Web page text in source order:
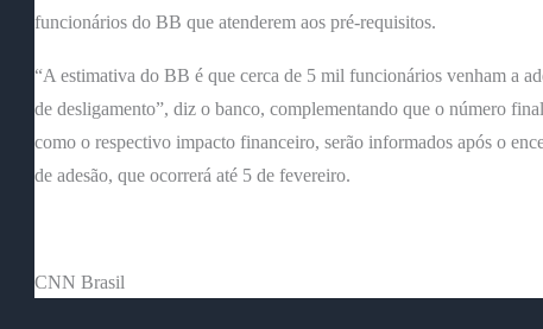
funcionários do BB que atenderem aos pré-requisitos.
“A estimativa do BB é que cerca de 5 mil funcionários venham a
de desligamento”, diz o banco, complementando que o número
como o respectivo impacto financeiro, serão informados após o
de adesão, que ocorrerá até 5 de fevereiro.
CNN Brasil